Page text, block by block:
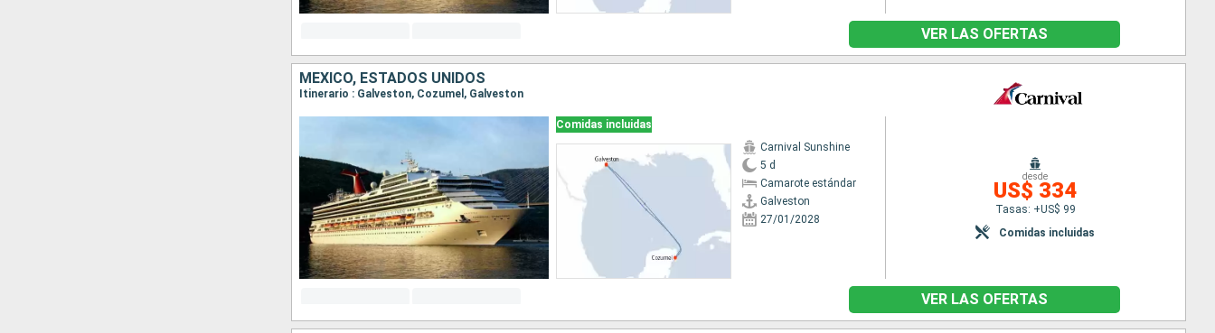
VER LAS OFERTAS
MÉXICO, ESTADOS UNIDOS
Itinerario : Galveston, Cozumel, Galveston
Comidas incluidas
Carnival Sunshine
5 d
Camarote estándar
Galveston
27/01/2028
desde
US$ 334
Tasas: +US$ 99
Comidas incluidas
VER LAS OFERTAS